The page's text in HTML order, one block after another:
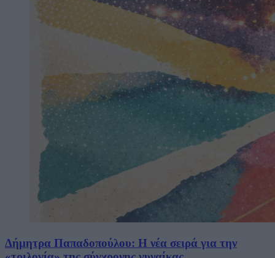
Δήμητρα Παπαδοπούλου: Η νέα σειρά για την